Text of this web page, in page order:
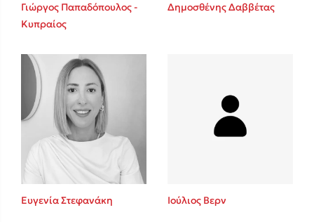
Γιώργος Παπαδόπουλος -
Κυπραίος
Δημοσθένης Δαββέτας
Ευγενία Στεφανάκη Ιούλιος Βερν